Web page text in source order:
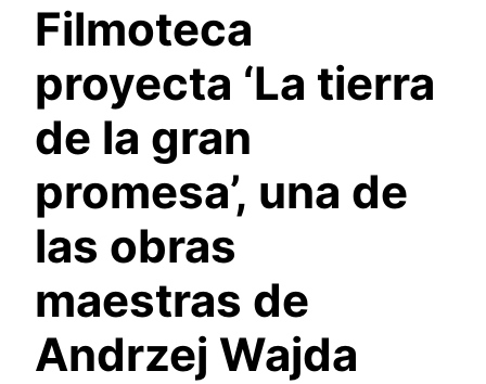
Filmoteca
proyecta ‘La tierra
de la gran
promesa’, una de
las obras
maestras de
Andrzej Wajda